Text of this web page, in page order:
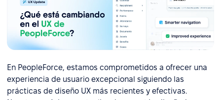
En PeopleForce, estamos comprometidos a ofrecer una
experiencia de usuario excepcional siguiendo las
prácticas de diseño UX más recientes y efectivas.